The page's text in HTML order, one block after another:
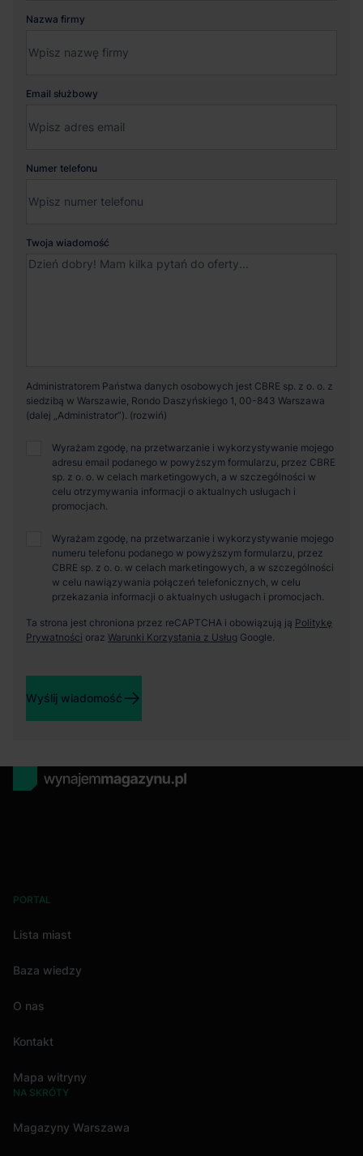
Nazwa firmy
Email służbowy
Numer telefonu
Twoja wiadomość
Administratorem Państwa danych osobowych jest CBRE sp. z o. o. z
siedzibą w Warszawie, Rondo Daszyńskiego 1, 00-843 Warszawa
(dalej „Administrator”).
Wyrażam zgodę, na przetwarzanie i wykorzystywanie mojego
adresu email podanego w powyższym formularzu, przez CBRE
sp. z o. o. w celach marketingowych, a w szczególności w
celu otrzymywania informacji o aktualnych usługach i
promocjach.
Wyrażam zgodę, na przetwarzanie i wykorzystywanie mojego
numeru telefonu podanego w powyższym formularzu, przez
CBRE sp. z o. o. w celach marketingowych, a w szczególności
w celu nawiązywania połączeń telefonicznych, w celu
przekazania informacji o aktualnych usługach i promocjach.
Ta strona jest chroniona przez reCAPTCHA i obowiązują ją Politykę
Prywatności oraz Warunki Korzystania z Usług Google.
Wyślij wiadomość
PORTAL
Lista miast
Baza wiedzy
O nas
Kontakt
Mapa witryny
NA SKRÓTY
Magazyny Warszawa